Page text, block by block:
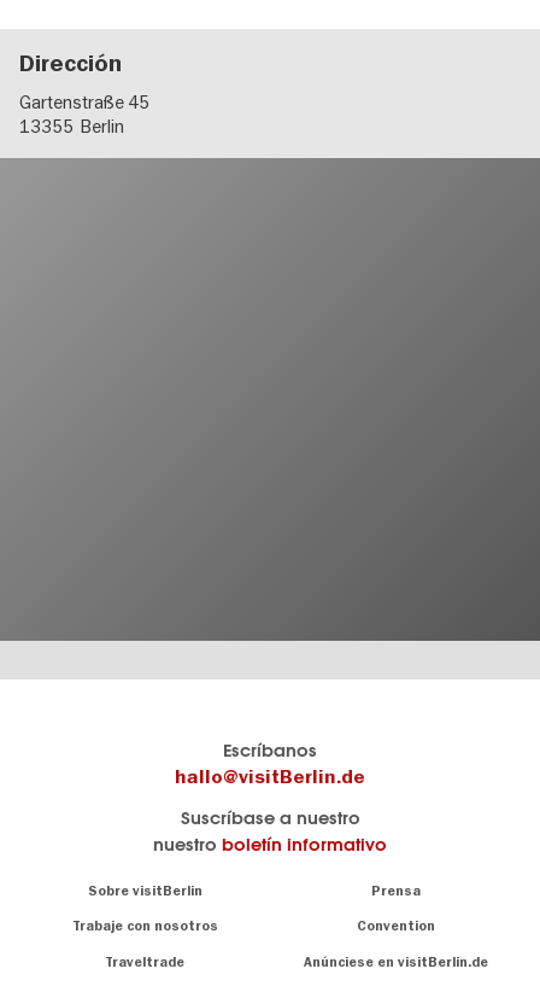
Dirección
Gartenstraße 45
13355 Berlin
Escríbanos
hallo@visitBerlin.de
Suscríbase a nuestro
nuestro boletín informativo
Sobre visitBerlin Prensa
Trabaje con nosotros Convention
Traveltrade Anúnciese en visitBerlin.de
visitBerlin.de
Conocemos
Consejos